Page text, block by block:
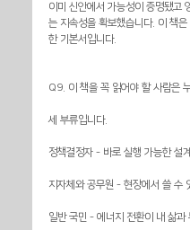
이미 신안에서 가능성이 증명됐고
는 지속성을 확보했습니다. 이 책
한 기본서입니다.
Q9. 이 책을 꼭 읽어야 할 사람은
세 부류입니다.
정책결정자 - 바로 실행 가능한 설
지자체와 공무원 - 현장에서 쓸 수
일반 국민 - 에너지 전환이 내 삶과